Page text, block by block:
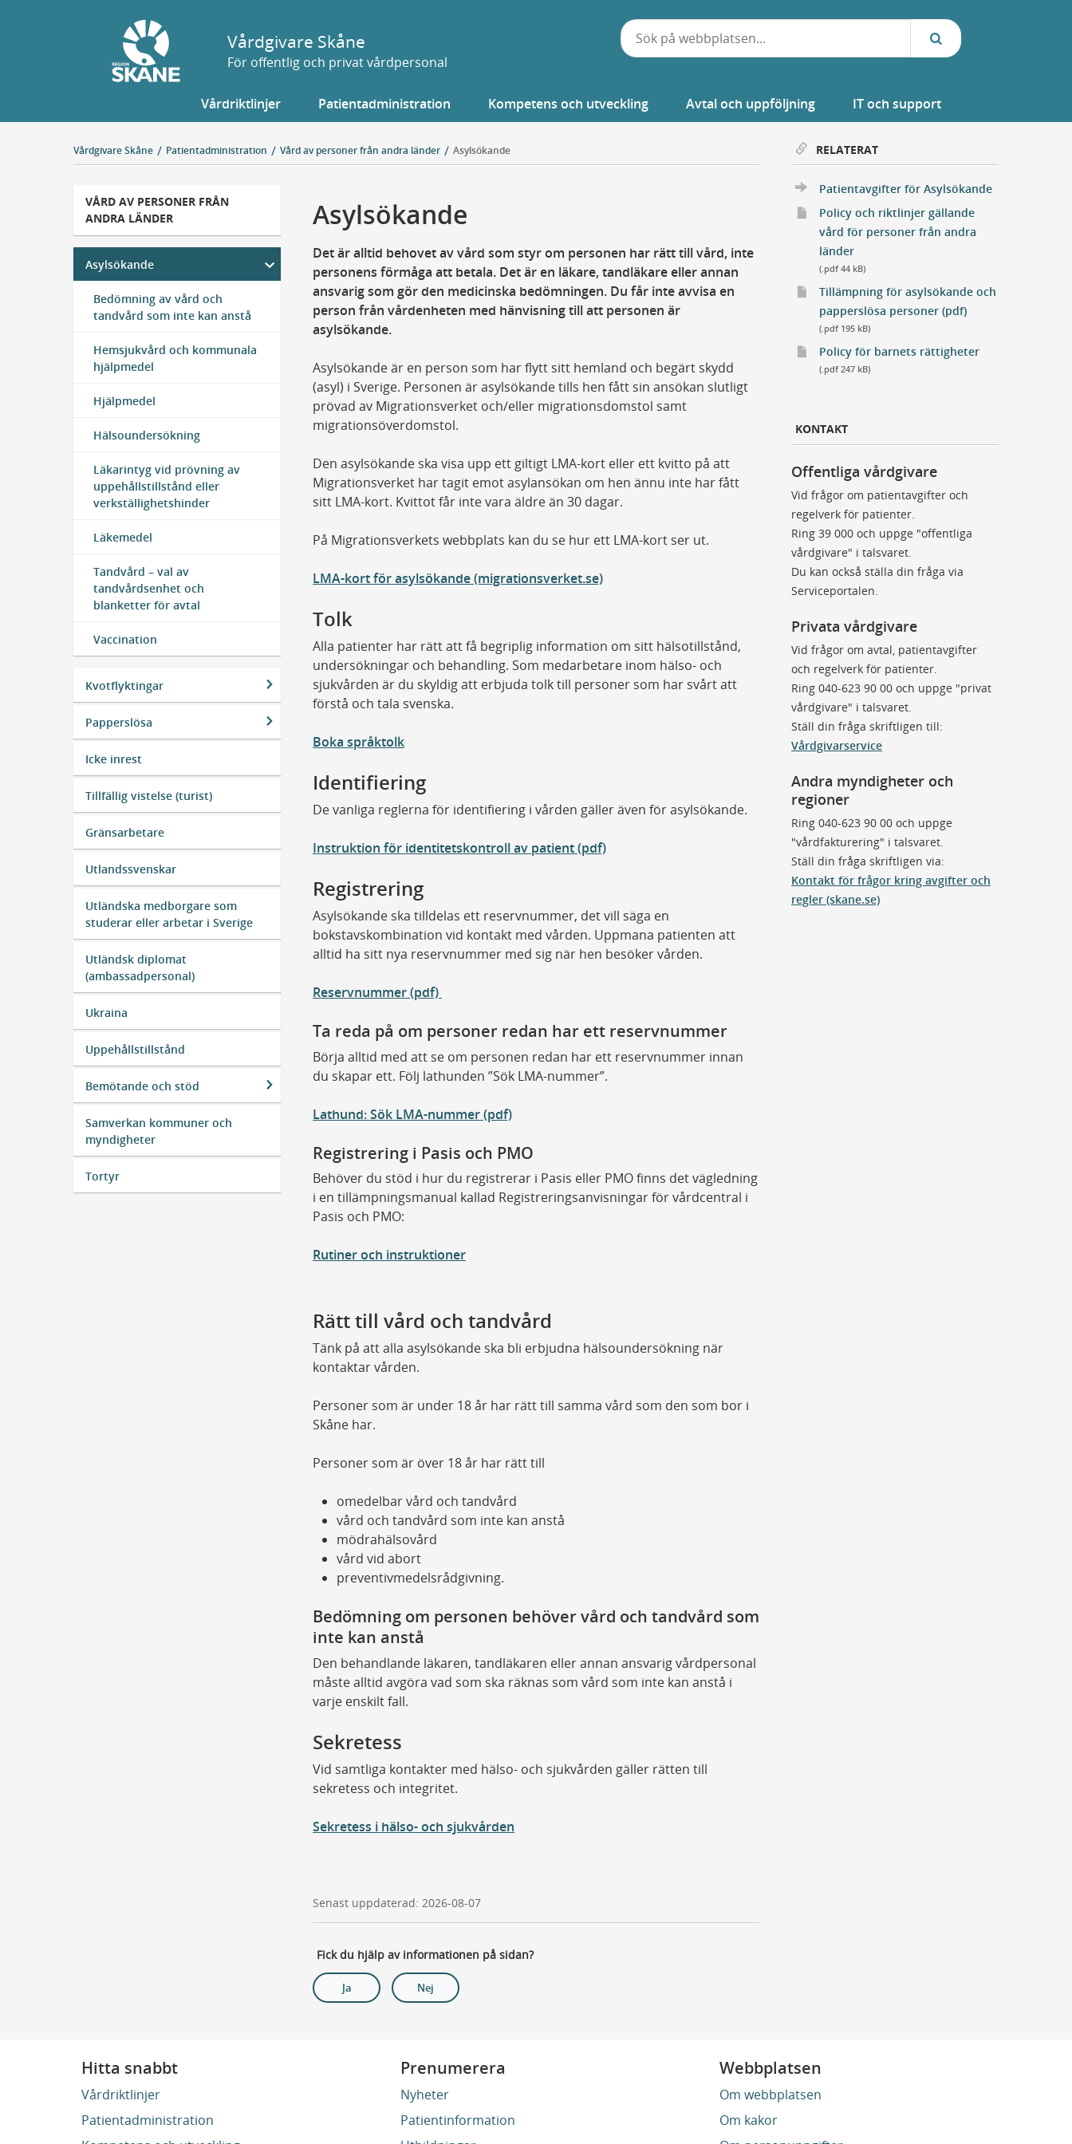
Vårdgivare Skåne
För offentlig och privat vårdpersonal
Vårdriktlinjer Patientadministration Kompetens och utveckling Avtal och uppföljning IT och support
Vårdgivare Skåne Patientadministration Vård av personer från andra länder Asylsökande
VÅRD AV PERSONER FRÅN
ANDRA LÄNDER
Asylsökande
Bedömning av vård och
tandvård som inte kan anstå
Hemsjukvård och kommunala
hjälpmedel
Hjälpmedel
Hälsoundersökning
Läkarintyg vid prövning av
uppehållstillstånd eller
verkställighetshinder
Läkemedel
Tandvård – val av
tandvårdsenhet och
blanketter för avtal
Vaccination
Kvotflyktingar
Papperslösa
Icke inrest
Tillfällig vistelse (turist)
Gränsarbetare
Utlandssvenskar
Utländska medborgare som
studerar eller arbetar i Sverige
Utländsk diplomat
(ambassadpersonal)
Ukraina
Uppehållstillstånd
Bemötande och stöd
Samverkan kommuner och
myndigheter
Tortyr
Asylsökande
Det är alltid behovet av vård som styr om personen har rätt till vård, inte
personens förmåga att betala. Det är en läkare, tandläkare eller annan
ansvarig som gör den medicinska bedömningen. Du får inte avvisa en
person från vårdenheten med hänvisning till att personen är
asylsökande.
Asylsökande är en person som har flytt sitt hemland och begärt skydd
(asyl) i Sverige. Personen är asylsökande tills hen fått sin ansökan slutligt
prövad av Migrationsverket och/eller migrationsdomstol samt
migrationsöverdomstol.
Den asylsökande ska visa upp ett giltigt LMA-kort eller ett kvitto på att
Migrationsverket har tagit emot asylansökan om hen ännu inte har fått
sitt LMA-kort. Kvittot får inte vara äldre än 30 dagar.
På Migrationsverkets webbplats kan du se hur ett LMA-kort ser ut.
LMA-kort för asylsökande (migrationsverket.se)
Tolk
Alla patienter har rätt att få begriplig information om sitt hälsotillstånd,
undersökningar och behandling. Som medarbetare inom hälso- och
sjukvården är du skyldig att erbjuda tolk till personer som har svårt att
förstå och tala svenska.
Boka språktolk
Identifiering
De vanliga reglerna för identifiering i vården gäller även för asylsökande.
Instruktion för identitetskontroll av patient (pdf)
Registrering
Asylsökande ska tilldelas ett reservnummer, det vill säga en
bokstavskombination vid kontakt med vården. Uppmana patienten att
alltid ha sitt nya reservnummer med sig när hen besöker vården.
Reservnummer (pdf)
Ta reda på om personer redan har ett reservnummer
Börja alltid med att se om personen redan har ett reservnummer innan
du skapar ett. Följ lathunden ”Sök LMA-nummer”.
Lathund: Sök LMA-nummer (pdf)
Registrering i Pasis och PMO
Behöver du stöd i hur du registrerar i Pasis eller PMO finns det vägledning
i en tillämpningsmanual kallad Registreringsanvisningar för vårdcentral i
Pasis och PMO:
Rutiner och instruktioner
Rätt till vård och tandvård
Tänk på att alla asylsökande ska bli erbjudna hälsoundersökning när
kontaktar vården.
Personer som är under 18 år har rätt till samma vård som den som bor i
Skåne har.
Personer som är över 18 år har rätt till
omedelbar vård och tandvård
vård och tandvård som inte kan anstå
mödrahälsovård
vård vid abort
preventivmedelsrådgivning.
Bedömning om personen behöver vård och tandvård som
inte kan anstå
Den behandlande läkaren, tandläkaren eller annan ansvarig vårdpersonal
måste alltid avgöra vad som ska räknas som vård som inte kan anstå i
varje enskilt fall.
Sekretess
Vid samtliga kontakter med hälso- och sjukvården gäller rätten till
sekretess och integritet.
Sekretess i hälso- och sjukvården
Senast uppdaterad: 2026-08-07
Fick du hjälp av informationen på sidan?
Ja Nej
RELATERAT
Patientavgifter för Asylsökande
Policy och riktlinjer gällande
vård för personer från andra
länderÖppnar ett nytt fönster
(.pdf 44 kB)
Tillämpning för asylsökande och
papperslösa personer (pdf)Öppnar ett nytt
(.pdf 195 kB)
Policy för barnets rättigheterÖppnar ett nytt
Extern Länk
(.pdf 247 kB)
KONTAKT
Offentliga vårdgivare
Vid frågor om patientavgifter och
regelverk för patienter.
Ring 39 000 och uppge "offentliga
vårdgivare" i talsvaret.
Du kan också ställa din fråga via
Serviceportalen.
Privata vårdgivare
Vid frågor om avtal, patientavgifter
och regelverk för patienter.
Ring 040-623 90 00 och uppge "privat
vårdgivare" i talsvaret.
Ställ din fråga skriftligen till:
Vårdgivarservice
Andra myndigheter och
regioner
Ring 040-623 90 00 och uppge
"vårdfakturering" i talsvaret.
Ställ din fråga skriftligen via:
Kontakt för frågor kring avgifter och
regler (skane.se)
Hitta snabbt
Vårdriktlinjer
Patientadministration
Prenumerera
Nyheter
Patientinformation
Webbplatsen
Om webbplatsen
Om kakor